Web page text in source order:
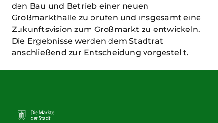
den Bau und Betrieb einer neuen
Großmarkthalle zu prüfen und insgesamt eine
Zukunftsvision zum Großmarkt zu entwickeln.
Die Ergebnisse werden dem Stadtrat
anschließend zur Entscheidung vorgestellt.